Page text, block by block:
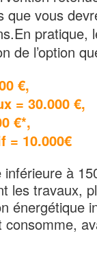
que vous
pratique,
de l’option
€,
= 30.000 €,
€*,
= 10.000€
à
les travaux,
énergétique